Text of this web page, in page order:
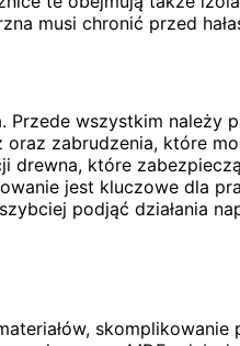
musi chronić przed
Przede wszystkim należy
zabrudzenia, które
drewna, które
jest kluczowe dla
podjąć działania
skomplikowanie